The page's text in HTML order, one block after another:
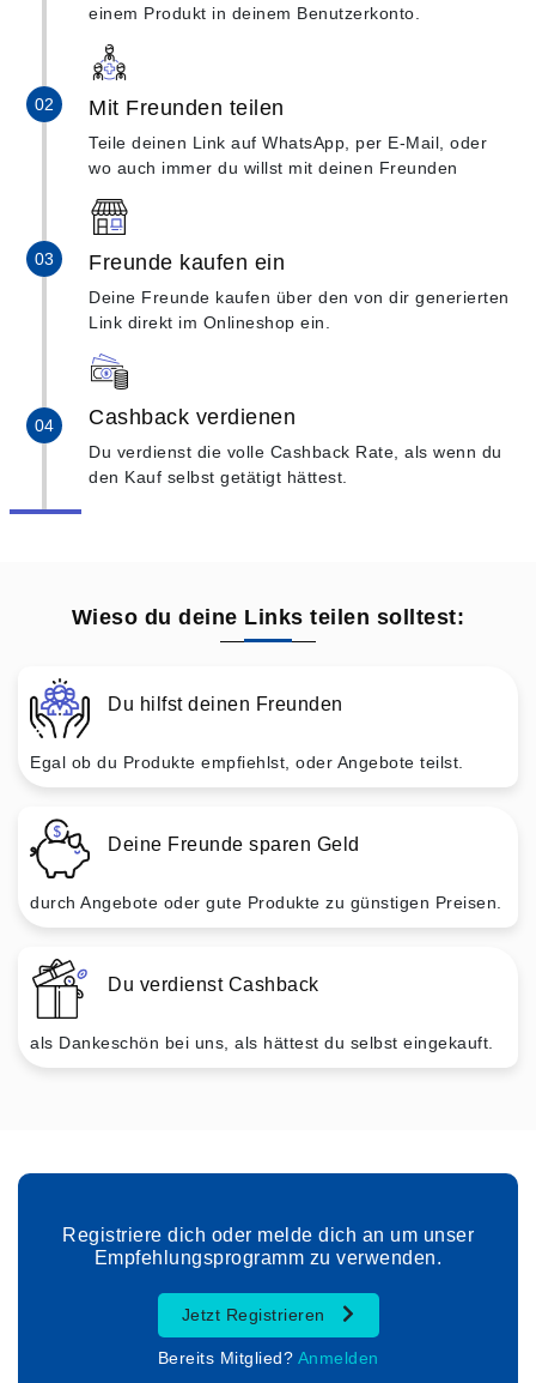
einem Produkt in deinem Benutzerkonto.
Mit Freunden teilen
Teile deinen Link auf WhatsApp, per E-Mail, oder
wo auch immer du willst mit deinen Freunden
Freunde kaufen ein
Deine Freunde kaufen über den von dir generierten
Link direkt im Onlineshop ein.
Cashback verdienen
Du verdienst die volle Cashback Rate, als wenn du
den Kauf selbst getätigt hättest.
Wieso du deine Links teilen solltest:
Du hilfst deinen Freunden
Egal ob du Produkte empfiehlst, oder Angebote teilst.
Deine Freunde sparen Geld
durch Angebote oder gute Produkte zu günstigen Preisen.
Du verdienst Cashback
als Dankeschön bei uns, als hättest du selbst eingekauft.
Registriere dich oder melde dich an um unser
Empfehlungsprogramm zu verwenden.
Jetzt Registrieren
Bereits Mitglied? Anmelden